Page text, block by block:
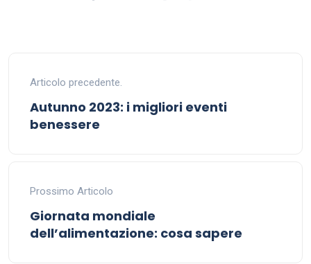
Articolo precedente.
Autunno 2023: i migliori eventi
benessere
Prossimo Articolo
Giornata mondiale
dell’alimentazione: cosa sapere